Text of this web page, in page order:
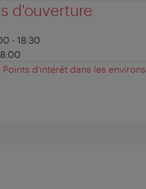
d'ouverture
- 18:30
Points d'intérêt dans les environs